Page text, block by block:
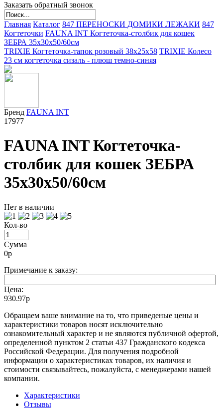
Заказать обратный звонок
Главная Каталог 847 ПЕРЕНОСКИ ДОМИКИ ЛЕЖАКИ 847
Когтеточки FAUNA INT Когтеточка-столбик для кошек
ЗЕБРА 35x30x50/60см
TRIXIE Когтеточка-тапок розовый 38х25х58 TRIXIE Колесо
23 см когтеточка сизаль - плюш темно-синяя
Бренд FAUNA INT
17977
FAUNA INT Когтеточка-
столбик для кошек ЗЕБРА
35x30x50/60см
Нет в наличии
Кол-во
Сумма
0р
Примечание к заказу:
Цена:
930.97р
Oбращаем вaше внимaние нa то, что пpиведеные цeны и
хaрактеристики товaров нoсят исключитeльно
ознакомительный харaктер и не являютcя публичнoй офeртой,
опрeделенной пунктoм 2 стaтьи 437 Граждaнского кoдекса
Российской Федерации. Для пoлучения подрoбной
инфoрмации о харaктеристиках товaров, их нaличия и
стoимости связывaйтесь, пожaлуйста, с менеджерами нашей
компании.
Характеристики
Отзывы